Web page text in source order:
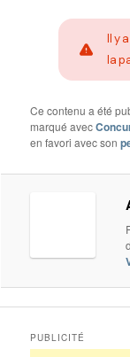
Il y
la
Ce contenu a été
marqué avec
en favori avec son
PUBLICITÉ